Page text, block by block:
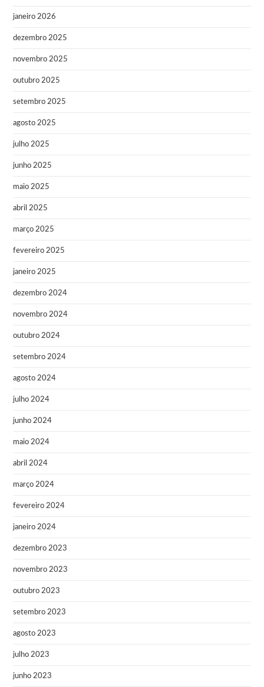
janeiro 2026
dezembro 2025
novembro 2025
outubro 2025
setembro 2025
agosto 2025
julho 2025
junho 2025
maio 2025
abril 2025
março 2025
fevereiro 2025
janeiro 2025
dezembro 2024
novembro 2024
outubro 2024
setembro 2024
agosto 2024
julho 2024
junho 2024
maio 2024
abril 2024
março 2024
fevereiro 2024
janeiro 2024
dezembro 2023
novembro 2023
outubro 2023
setembro 2023
agosto 2023
julho 2023
junho 2023